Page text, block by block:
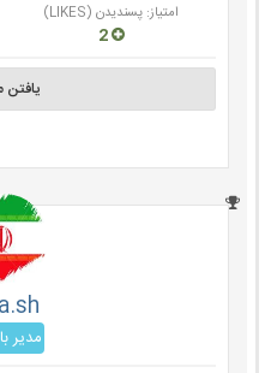
امتیاز: پسندیدن (LIKES)
2
مدیر